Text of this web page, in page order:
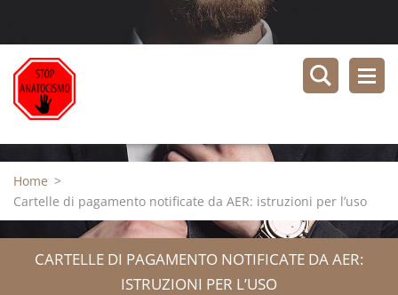
Home >
Cartelle di pagamento notificate da AER: istruzioni per l’uso
CARTELLE DI PAGAMENTO NOTIFICATE DA AER:
ISTRUZIONI PER L’USO